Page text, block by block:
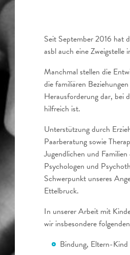
Seit September 2016 hat
asbl auch eine Zweigstelle
Manchmal stellen die
die familiären
Herausforderung dar, bei
hilfreich ist.
Unterstützung durch
Paarberatung sowie
Jugendlichen und
Psychologen und
Schwerpunkt unseres
Ettelbruck.
In unserer Arbeit mit
wir insbesondere
Bindung, Eltern-